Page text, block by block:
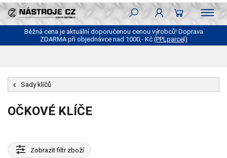
Běžná cena je aktuální doporučenou cenou výrobců! Doprava
ZDARMA při objednávce nad 1000,- Kč (PPLparcel)
Sady klíčů
OČKOVÉ KLÍČE
Zobrazitfiltr zboží